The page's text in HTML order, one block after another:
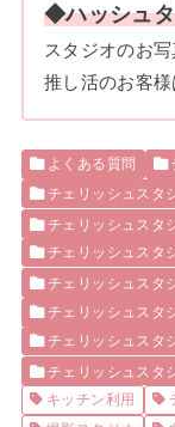
◆ハッシュ
スタジオのお
推し活のお客様
よくある質問
チェリッシュスタ
チェリッシュスタ
チェリッシュスタ
チェリッシュスタ
チェリッシュスタ
チェリッシュスタ
チェリッシュスタ
キッチン利用